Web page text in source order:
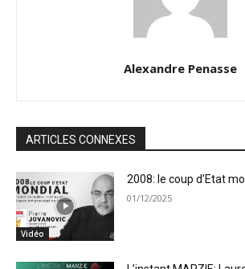
Alexandre Penasse
ARTICLES CONNEXES
Vidéo
2008: le coup d’Etat
01/12/2025